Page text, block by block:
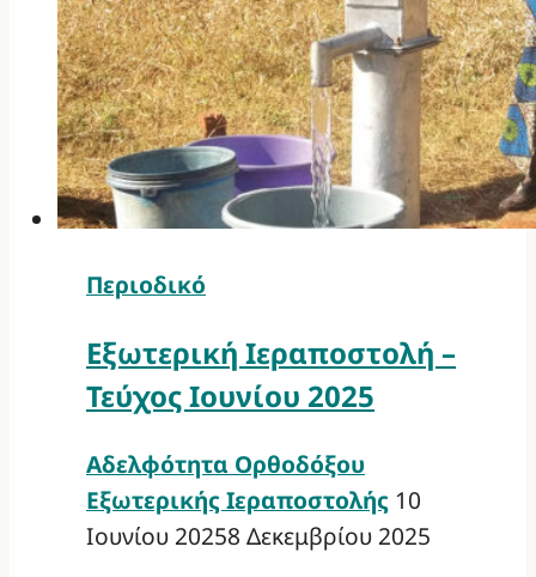
Περιοδικό
Εξωτερική Ιεραποστολή –
Τεύχος Ιουνίου 2025
Αδελφότητα Ορθοδόξου
Εξωτερικής Ιεραποστολής 10
Ιουνίου 20258 Δεκεμβρίου 2025